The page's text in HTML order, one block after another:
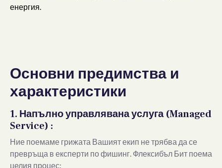
енергия.
Основни предимства и
характеристики
1. Напълно управлявана услуга (Managed
Service) :
Ние поемаме грижата Вашият екип не трябва да се
превръща в експерти по фишинг. Флексибъл Бит поема
целия процес: